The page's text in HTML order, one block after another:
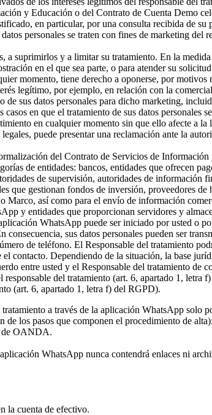
y Educación o del Contrato de Cuenta Demo
en particular, por una consulta recibida de
personales se traten con fines de marketing
a suprimirlos y a limitar su tratamiento. En la
en el que sea parte, o para atender su
momento, tiene derecho a oponerse, por
legítimo, por ejemplo, en relación con la
de sus datos personales para dicho marketing,
en que el tratamiento de sus datos
en cualquier momento sin que ello afecte a
puede presentar una reclamación ante la
del Contrato de Servicios de
de entidades: bancos, entidades que ofrecen
de supervisión, autoridades de
que gestionan fondos de inversión, proveedores
Marco, así como para el envío de información
y entidades que proporcionan servidores y
WhatsApp puede ser iniciado por usted o
consecuencia, sus datos personales pueden ser
de teléfono. El Responsable del tratamiento
contacto. Dependiendo de la situación, la base
entre usted y el Responsable del tratamiento
del tratamiento (art. 6, apartado 1,
(art. 6, apartado 1, letra f) del RGPD).
a través de la aplicación WhatsApp solo
de los pasos que componen el procedimiento de alta);
de OANDA.
WhatsApp nunca contendrá enlaces ni
la cuenta de efectivo.